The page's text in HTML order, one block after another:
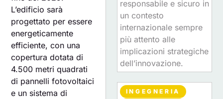
L’edificio sarà
progettato per essere
energeticamente
efficiente, con una
copertura dotata di
4.500 metri quadrati
di pannelli fotovoltaici
e un sistema di
responsabile e sicuro in
un contesto
internazionale sempre
più attento alle
implicazioni strategiche
dell’innovazione.
INGEGNERIA